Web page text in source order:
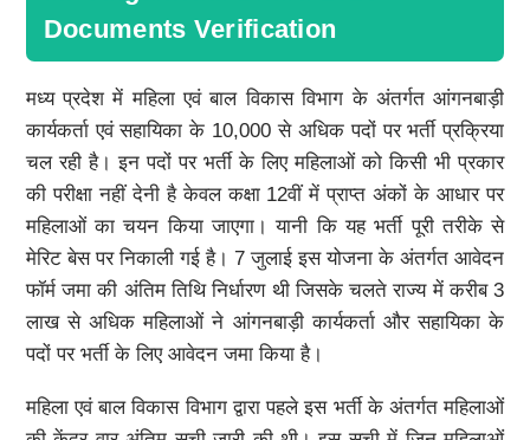
Documents Verification
मध्य प्रदेश में महिला एवं बाल विकास विभाग के अंतर्गत आंगनबाड़ी
कार्यकर्ता एवं सहायिका के 10,000 से अधिक पदों पर भर्ती प्रक्रिया
चल रही है। इन पदों पर भर्ती के लिए महिलाओं को किसी भी प्रकार
की परीक्षा नहीं देनी है केवल कक्षा 12वीं में प्राप्त अंकों के आधार पर
महिलाओं का चयन किया जाएगा। यानी कि यह भर्ती पूरी तरीके से
मेरिट बेस पर निकाली गई है। 7 जुलाई इस योजना के अंतर्गत आवेदन
फॉर्म जमा की अंतिम तिथि निर्धारण थी जिसके चलते राज्य में करीब 3
लाख से अधिक महिलाओं ने आंगनबाड़ी कार्यकर्ता और सहायिका के
पदों पर भर्ती के लिए आवेदन जमा किया है।
महिला एवं बाल विकास विभाग द्वारा पहले इस भर्ती के अंतर्गत महिलाओं